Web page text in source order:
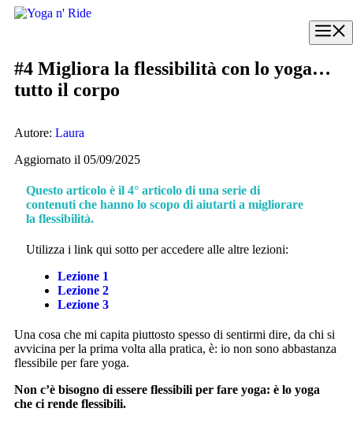
Vai
#4 Migliora la flessibilità con lo yoga…
tutto il corpo
Autore: Laura
Aggiornato il 05/09/2025
Questo articolo è il 4° articolo di una serie di
contenuti che hanno lo scopo di aiutarti a migliorare
la flessibilità.
Utilizza i link qui sotto per accedere alle altre lezioni:
Lezione 1
Lezione 2
Lezione 3
Una cosa che mi capita piuttosto spesso di sentirmi dire, da chi si
avvicina per la prima volta alla pratica, è: io non sono abbastanza
flessibile per fare yoga.
Non c’è bisogno di essere flessibili per fare yoga: è lo yoga
che ci rende flessibili.